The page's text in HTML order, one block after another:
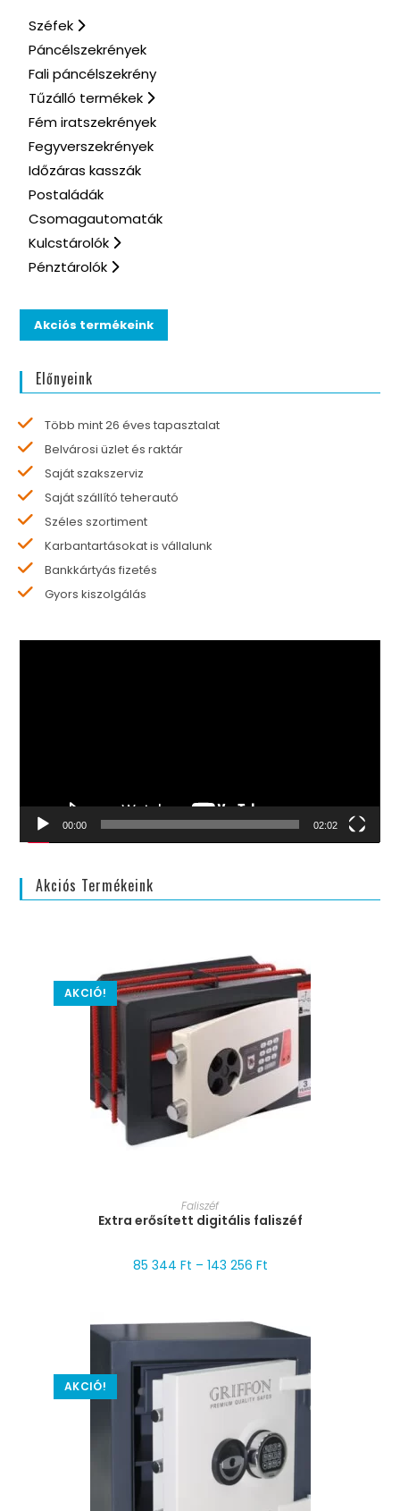
Széfek
Páncélszekrények
Fali páncélszekrény
Tűzálló termékek
Fém iratszekrények
Fegyverszekrények
Időzáras kasszák
Postaládák
Csomagautomaták
Kulcstárolók
Pénztárolók
Akciós termékeink
Előnyeink
Több mint 26 éves tapasztalat
Belvárosi üzlet és raktár
Saját szakszerviz
Saját szállító teherautó
Széles szortiment
Karbantartásokat is vállalunk
Bankkártyás fizetés
Gyors kiszolgálás
00:00 02:02
Akciós Termékeink
AKCIÓ!
MÉRET VÁLASZTÁSA
Faliszéf
Extra erősített digitális faliszéf
85 344 Ft – 143 256 Ft
AKCIÓ!